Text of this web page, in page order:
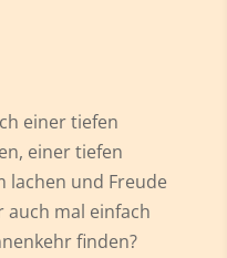
einer tiefen
einer tiefen
lachen und Freude
auch mal einfach
finden?